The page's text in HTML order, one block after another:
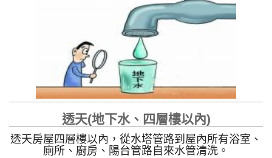
透天(地下水、四層樓以內)
透天房屋四層樓以內，從水塔管路到屋內所有浴室、
廁所、廚房、陽台管路自來水管清洗。